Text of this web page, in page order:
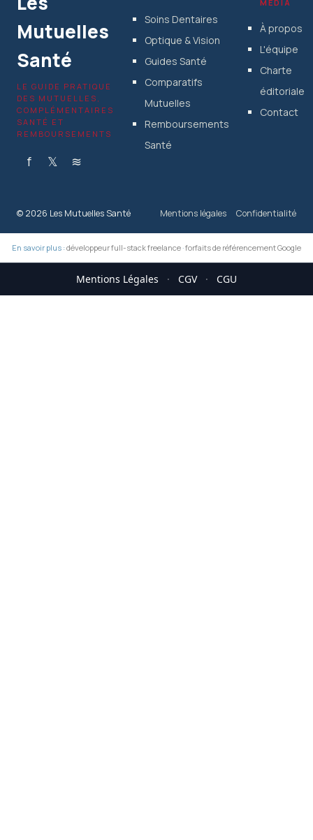
Mutuelles
Santé
LE GUIDE PRATIQUE
DES MUTUELLES,
COMPLÉMENTAIRES
SANTÉ ET
REMBOURSEMENTS
f 𝕏 ≋
Soins Dentaires
Optique & Vision
Guides Santé
Comparatifs
Mutuelles
Remboursements
Santé
MÉDIA
À propos
L'équipe
Charte
éditoriale
Contact
© 2026 Les Mutuelles Santé Mentions légales Confidentialité
En savoir plus : développeur full-stack freelance·forfaits de référencement Google
Mentions Légales · CGV · CGU